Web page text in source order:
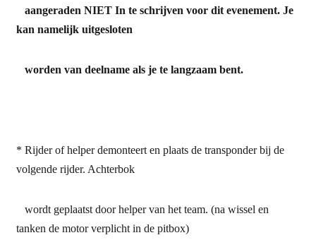
aangeraden NIET In te schrijven voor dit evenement. Je
kan namelijk uitgesloten
worden van deelname als je te langzaam bent.
* Rijder of helper demonteert en plaats de transponder bij de
volgende rijder. Achterbok
wordt geplaatst door helper van het team. (na wissel en
tanken de motor verplicht in de pitbox)